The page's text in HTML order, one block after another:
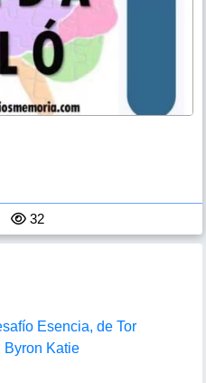
32
Esencia, de Tor
Byron Katie